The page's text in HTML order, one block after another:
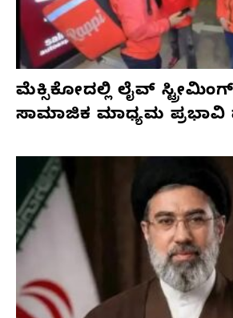
ಮೆಕ್ಸಿಕೋದಲ್ಲಿ ಲೈವ್
ಸಾಮಾಜಿಕ ಮಾಧ್ಯಮ ಪ್ರಭಾವಿ